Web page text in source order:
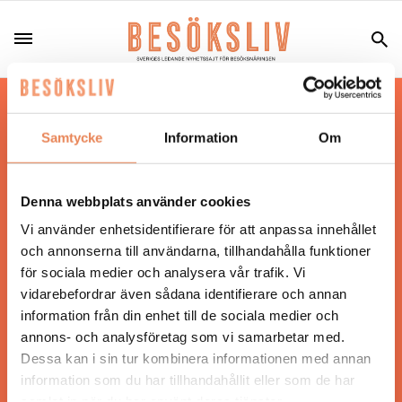
Samtycke Information Om
Denna webbplats använder cookies
Vi använder enhetsidentifierare för att anpassa innehållet
och annonserna till användarna, tillhandahålla funktioner
för sociala medier och analysera vår trafik. Vi
vidarebefordrar även sådana identifierare och annan
information från din enhet till de sociala medier och
annons- och analysföretag som vi samarbetar med.
Dessa kan i sin tur kombinera informationen med annan
information som du har tillhandahållit eller som de har
Hos oss läser du landets mest uppdaterade
nyheter och snackisar inom besöksnäringen.
Besöksliv i sin tryckta form är ett affärsmagasin
Tidningen ges ut avVisita
ANSVARIG UTGIVARE
Jonas Siljhammar
UPPHOVSRÄTT